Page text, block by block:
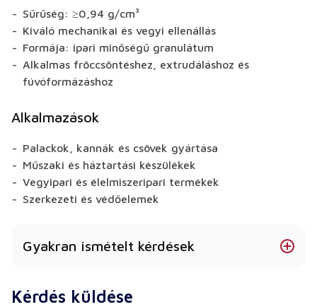
Sűrűség: ≥0,94 g/cm³
Kiváló mechanikai és vegyi ellenállás
Formája: ipari minőségű granulátum
Alkalmas fröccsöntéshez, extrudáláshoz és
fúvóformázáshoz
Alkalmazások
Palackok, kannák és csövek gyártása
Műszaki és háztartási készülékek
Vegyipari és élelmiszeripari termékek
Szerkezeti és védőelemek
Gyakran ismételt kérdések
Igen, UV-stabilizált változatok is kaphatók.
Kérdés küldése